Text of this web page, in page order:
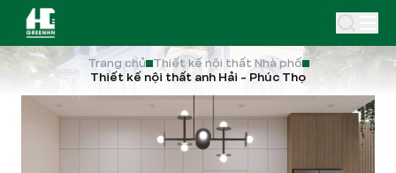
Trang chủ Thiết kế nội thất Nhà phố
Thiết kế nội thất anh Hải - Phúc Thọ